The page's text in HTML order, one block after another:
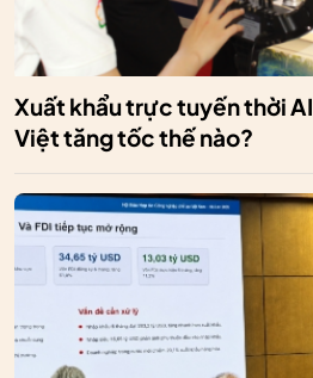
Xuất khẩu trực tuyến thời
Việt tăng tốc thế nào?